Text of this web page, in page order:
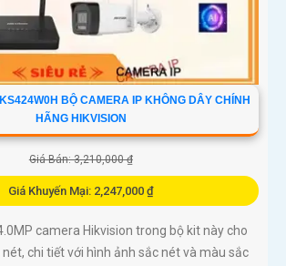
BỘ CAMERA IP KHÔNG DÂY CHÍNH
HÃNG HIKVISION
Giá Bán: 3,210,000 ₫
Giá Khuyến Mại: 2,247,000 ₫
camera Hikvision trong bộ kit này cho
chi tiết với hình ảnh sắc nét và màu sắc